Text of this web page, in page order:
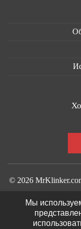
© 2026
Мы